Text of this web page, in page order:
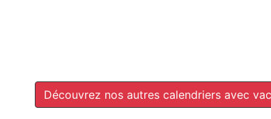
Découvrez nos autres calendriers avec